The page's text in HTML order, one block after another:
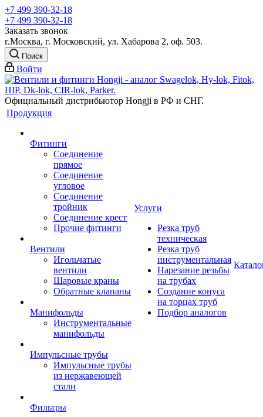
+7 499 390-32-18
+7 499 390-32-18
Заказать звонок
г.Москва, г. Московский, ул. Хабарова 2, оф. 503.
Поиск
Войти
Официальный дистрибьютор Hongji в РФ и СНГ.
Продукция
Фитинги
Соединение
прямое
Соединение
угловое
Соединение
тройник
Соединение крест
Прочие фитинги
Вентили
Игольчатые
вентили
Шаровые краны
Обратные клапаны
Манифольды
Инструментальные
манифольды
Импульсные трубы
Импульсные трубы
из нержавеющей
стали
Фильтры
Услуги
Резка труб
техническая
Резка труб
инструментальная
Нарезание резьбы
на трубах
Создание конуса
на торцах труб
Подбор аналогов